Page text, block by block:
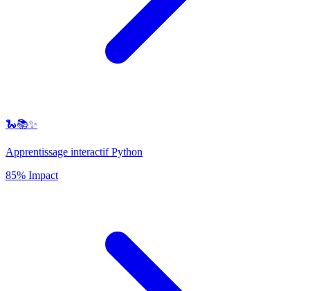
🐍📚✨
Apprentissage interactif Python
85% Impact